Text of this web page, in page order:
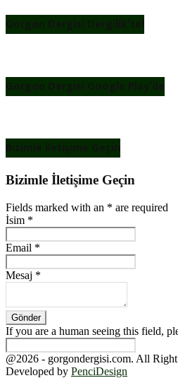
Gorgon Dergisi Dergilik’te!
Gorgon Dergisi Google Play’de
Bizimle İletişime Geçin
Bizimle İletişime Geçin
Fields marked with an * are required
İsim *
Email *
Mesaj *
If you are a human seeing this field,
@2026 - gorgondergisi.com. All
Developed by PenciDesign